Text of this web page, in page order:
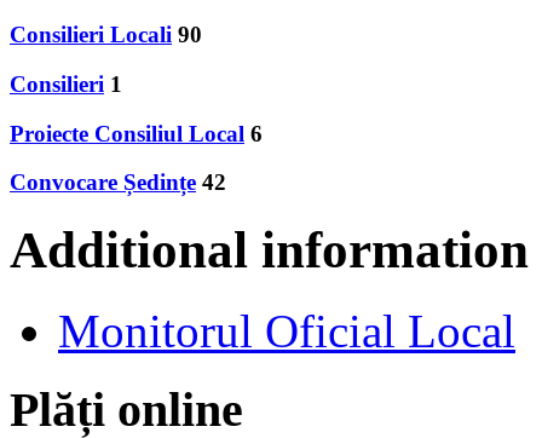
Consilieri Locali 90
Consilieri 1
Proiecte Consiliul Local 6
Convocare Ședințe 42
Additional information
Monitorul Oficial Local
Plăți online